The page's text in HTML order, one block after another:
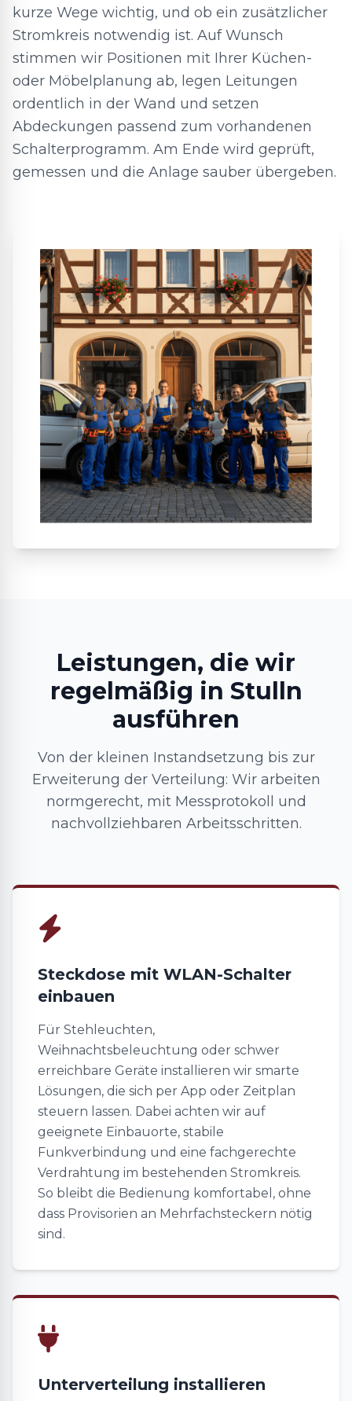
kurze Wege wichtig, und ob ein zusätzlicher
Stromkreis notwendig ist. Auf Wunsch
stimmen wir Positionen mit Ihrer Küchen-
oder Möbelplanung ab, legen Leitungen
ordentlich in der Wand und setzen
Abdeckungen passend zum vorhandenen
Schalterprogramm. Am Ende wird geprüft,
gemessen und die Anlage sauber übergeben.
Leistungen, die wir
regelmäßig in Stulln
ausführen
Von der kleinen Instandsetzung bis zur
Erweiterung der Verteilung: Wir arbeiten
normgerecht, mit Messprotokoll und
nachvollziehbaren Arbeitsschritten.
Steckdose mit WLAN-Schalter
einbauen
Für Stehleuchten,
Weihnachtsbeleuchtung oder schwer
erreichbare Geräte installieren wir smarte
Lösungen, die sich per App oder Zeitplan
steuern lassen. Dabei achten wir auf
geeignete Einbauorte, stabile
Funkverbindung und eine fachgerechte
Verdrahtung im bestehenden Stromkreis.
So bleibt die Bedienung komfortabel, ohne
dass Provisorien an Mehrfachsteckern nötig
sind.
Unterverteilung installieren